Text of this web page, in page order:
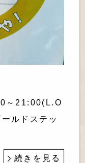
～21:00(L.O
ルドステッ
続きを見る